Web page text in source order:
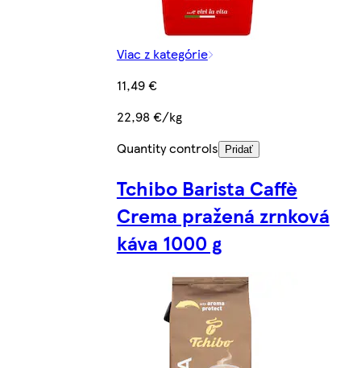
Viac z kategórie
11,49 €
22,98 €/kg
Quantity controls
Pridať
Tchibo Barista Caffè
Crema pražená zrnková
káva 1000 g